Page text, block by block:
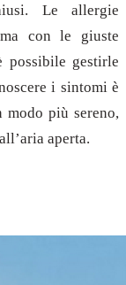
Le allergie
con le giuste
possibile gestirle
i sintomi è
più sereno,
aperta.